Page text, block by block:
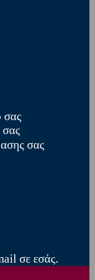
σας
σας
σας
σε εσάς.